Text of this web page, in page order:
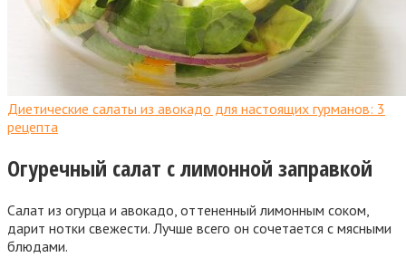
Диетические салаты из авокадо для настоящих гурманов: 3
рецепта
Огуречный салат с лимонной заправкой
Салат из огурца и авокадо, оттененный лимонным соком,
дарит нотки свежести. Лучше всего он сочетается с мясными
блюдами.